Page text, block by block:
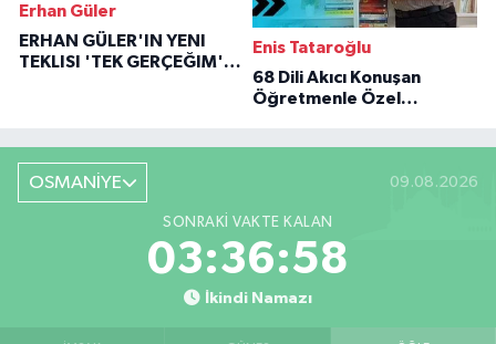
Erhan Güler
ERHAN GÜLER'IN YENI
TEKLISI 'TEK GERÇEĞIM'LE
Enis Tataroğlu
68 Dili Akıcı Konuşan
Öğretmenle Özel
OSMANİYE 09.08.2026
SONRAKI VAKTE KALAN
03:36:57
İkindi Namazı